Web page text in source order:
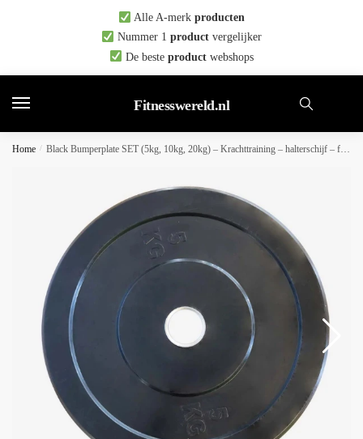
Alle A-merk producten
Nummer 1 productvergelijker
De beste productwebshops
Fitnesswereld.nl
Home / Black Bumperplate SET (5kg, 10kg, 20kg) – Krachttraining – halterschijf – fitness